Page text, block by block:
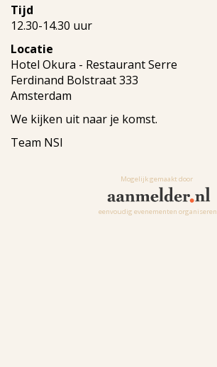
Tijd
12.30-14.30 uur
Locatie
Hotel Okura - Restaurant Serre
Ferdinand Bolstraat 333
Amsterdam
We kijken uit naar je komst.
Team NSI
Mogelijk gemaakt door
eenvoudig evenementen organiseren